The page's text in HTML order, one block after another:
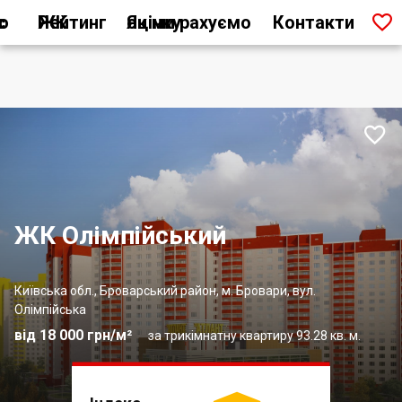
Рейтинг ЖК Як ми рахуємо оцінку Контакти 
ЖК Олімпійський
Київська обл., Броварський район, м. Бровари, вул.
Олімпійська
за трикімнатну квартиру 93.28 кв. м.
від 18 000 грн/м²
